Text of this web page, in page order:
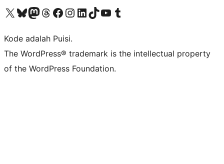
Kunjungi akun X (sebelumnya Twitter) kamiVisit our Bluesky account
Kunjungi akun Mastodon kami
Visit our Threads account
Kunjungi halaman Facebook kamiKunjungi akun Instagram kamiKunjungi akun LinkedIn kami
Visit our TikTok account
Kunjungi channel YouTube kamiVisit our Tumblr account
Kode adalah Puisi.
The WordPress® trademark is the intellectual property
of the WordPress Foundation.